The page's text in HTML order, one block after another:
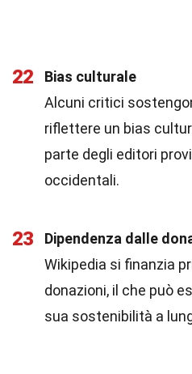
22
Bias culturale
Alcuni critici
riflettere un bias
parte degli editori
occidentali.
23
Dipendenza dalle
Wikipedia si finanzia
donazioni, il che può
sua sostenibilità a